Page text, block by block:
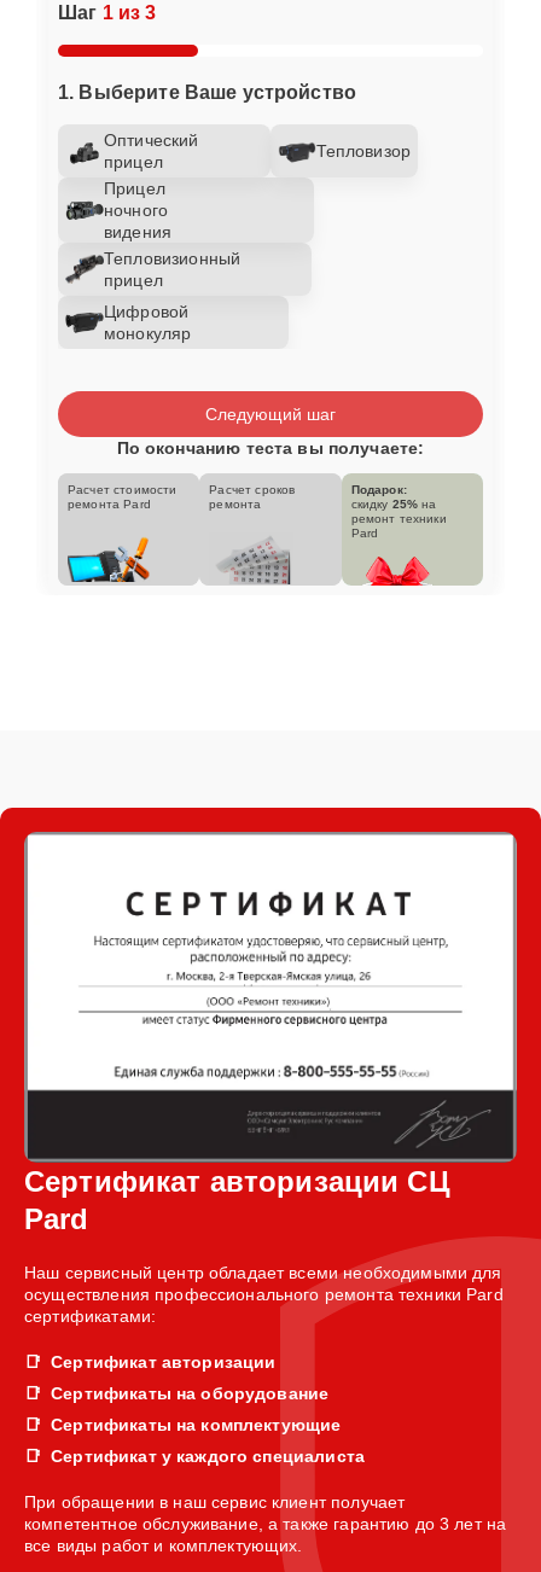
Шаг 1 из 3
1. Выберите Ваше устройство
Оптический
прицел
Тепловизор
Прицел
ночного
видения
Тепловизионный
прицел
Цифровой
монокуляр
Следующий шаг
По окончанию теста вы получаете:
Расчет стоимости
ремонта Pard
Расчет сроков
ремонта
Подарок:
скидку 25% на
ремонт техники
Pard
Сертификат авторизации СЦ
Pard
Наш сервисный центр обладает всеми необходимыми для
осуществления профессионального ремонта техники Pard
сертификатами:
Сертификат авторизации
Сертификаты на оборудование
Сертификаты на комплектующие
Сертификат у каждого специалиста
При обращении в наш сервис клиент получает
компетентное обслуживание, а также гарантию до 3 лет на
все виды работ и комплектующих.